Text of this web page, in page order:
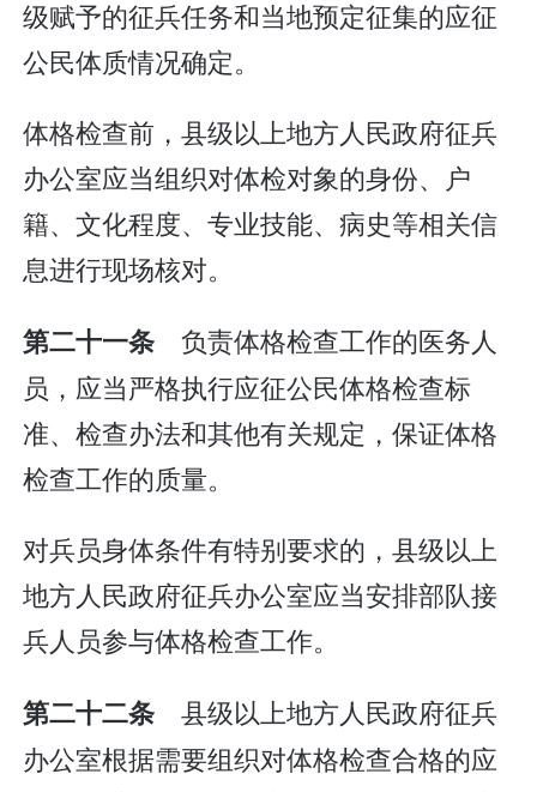
级赋予的征兵任务和当地预定征集的应征
公民体质情况确定。
体格检查前，县级以上地方人民政府征兵
办公室应当组织对体检对象的身份、户
籍、文化程度、专业技能、病史等相关信
息进行现场核对。
第二十一条 负责体格检查工作的医务人
员，应当严格执行应征公民体格检查标
准、检查办法和其他有关规定，保证体格
检查工作的质量。
对兵员身体条件有特别要求的，县级以上
地方人民政府征兵办公室应当安排部队接
兵人员参与体格检查工作。
第二十二条 县级以上地方人民政府征兵
办公室根据需要组织对体格检查合格的应